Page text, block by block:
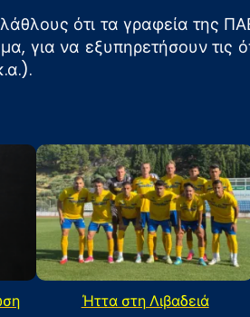
ότι τα γραφεία της
για να εξυπηρετήσουν τις
Ήττα στη Λιβαδειά